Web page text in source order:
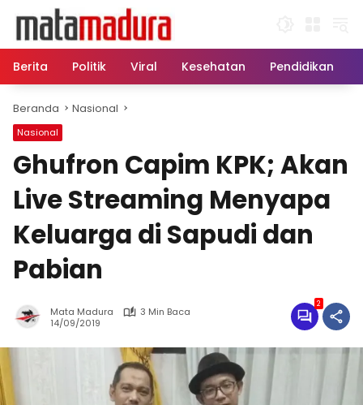
konten
Berita
Politik Viral Kesehatan Pendidikan
Beranda Nasional
Nasional
Ghufron Capim KPK; Akan
Live Streaming Menyapa
Keluarga di Sapudi dan
Pabian
Mata Madura
3 Min Baca
14/09/2019
2